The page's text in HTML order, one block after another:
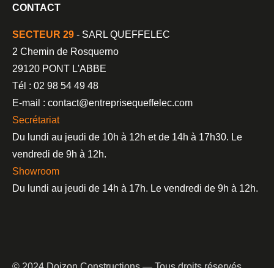
CONTACT
SECTEUR 29 - SARL QUEFFELEC
2 Chemin de Rosquerno
29120 PONT L'ABBE
Tél : 02 98 54 49 48
E-mail : contact@entreprisequeffelec.com
Secrétariat
Du lundi au jeudi de 10h à 12h et de 14h à 17h30. Le
vendredi de 9h à 12h.
Showroom
Du lundi au jeudi de 14h à 17h. Le vendredi de 9h à 12h.